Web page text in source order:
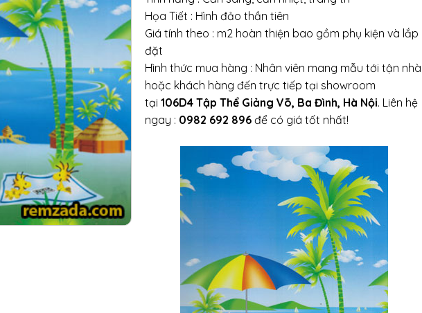
Họa Tiết : Hình đảo thần tiên
Giá tính theo : m2 hoàn thiện bao gồm phụ kiện và lắp
đặt
Hình thức mua hàng : Nhân viên mang mẫu tới tận nhà
hoặc khách hàng đến trực tiếp tại showroom
tại106D4 Tập Thể Giảng Võ, Ba Đình, Hà Nội. Liên hệ
ngay : 0982 692 896 để có giá tốt nhất!